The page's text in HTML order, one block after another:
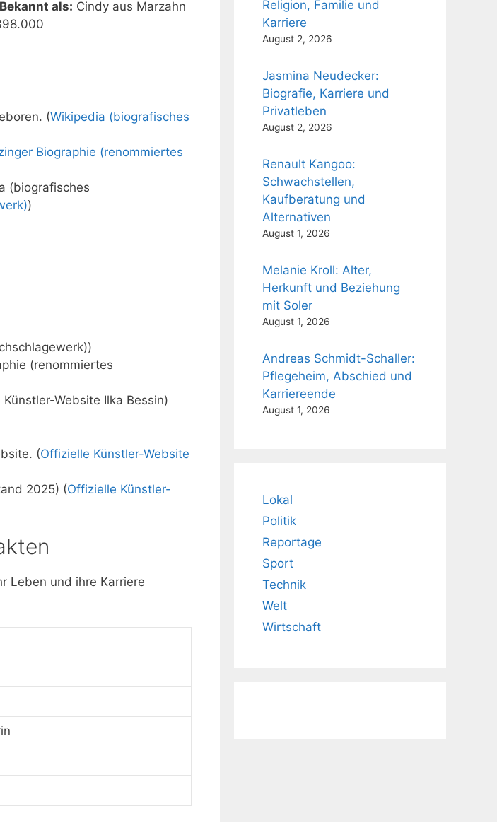
Bekannt als: Cindy aus Marzahn
(Wikipedia (biografisches
Biographie (renommiertes
(biografisches
)
(renommiertes
Website Ilka Bessin)
(Offizielle Künstler-Website
2025) (Offizielle Künstler-
Leben und ihre Karriere
Religion, Familie und
Karriere
August 2, 2026
Jasmina Neudecker:
Biografie, Karriere und
Privatleben
August 2, 2026
Renault Kangoo:
Schwachstellen,
Kaufberatung und
Alternativen
August 1, 2026
Melanie Kroll: Alter,
Herkunft und Beziehung
mit Soler
August 1, 2026
Andreas Schmidt-Schaller:
Pflegeheim, Abschied und
Karriereende
August 1, 2026
Lokal
Politik
Reportage
Sport
Technik
Welt
Wirtschaft